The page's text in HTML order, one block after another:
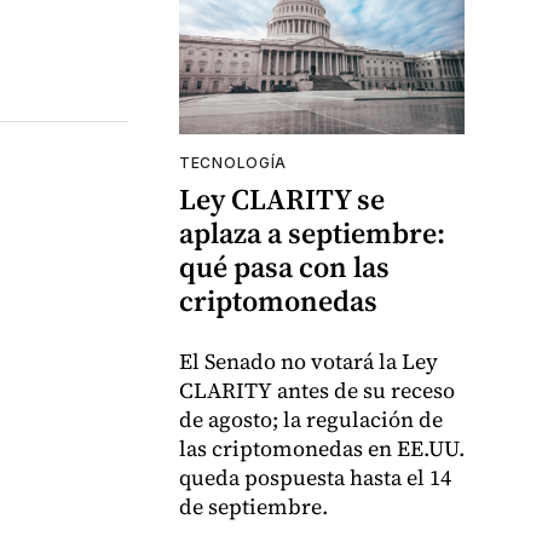
TECNOLOGÍA
Ley CLARITY se
aplaza a septiembre:
qué pasa con las
criptomonedas
El Senado no votará la Ley
CLARITY antes de su receso
de agosto; la regulación de
las criptomonedas en EE.UU.
queda pospuesta hasta el 14
de septiembre.